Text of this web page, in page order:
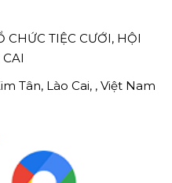
CHỨC TIỆC CƯỚI, HỘI
Tân, Lào Cai, , Việt Nam